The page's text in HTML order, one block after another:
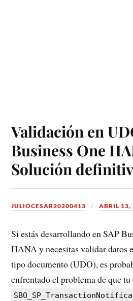
Validación en
Business One
Solución
JULIOCESAR20200413 ABRIL 13,
Si estás desarrollando en SAP
HANA y necesitas validar datos
tipo documento (UDO), es
enfrentado el problema de que